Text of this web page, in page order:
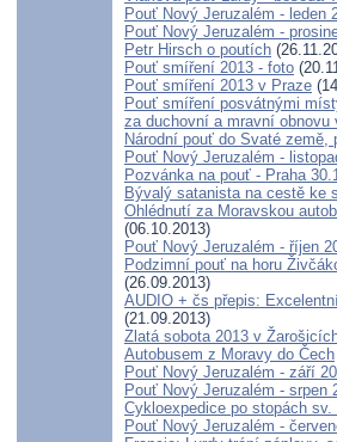
Pouť Nový Jeruzalém - leden
Pouť Nový Jeruzalém -
Petr Hirsch o poutích
Pouť smíření 2013 - foto
Pouť smíření 2013 v Praze
Pouť smíření posvátnými
za duchovní a mravní obnovu
Národní pouť do Svaté země,
Pouť Nový Jeruzalém -
Pozvánka na pouť - Praha
Bývalý satanista na cestě ke
Ohlédnutí za Moravskou
(06.10.2013)
Pouť Nový Jeruzalém - říjen
Podzimní pouť na horu
(26.09.2013)
AUDIO + čs přepis:
(21.09.2013)
Zlatá sobota 2013 v
Autobusem z Moravy do Čech
Pouť Nový Jeruzalém - září
Pouť Nový Jeruzalém - srpen
Cykloexpedice po stopách
Pouť Nový Jeruzalém -